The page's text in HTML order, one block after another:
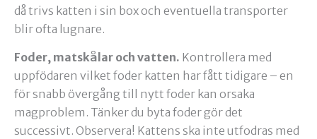
då trivs katten i sin box och eventuella transporter
blir ofta lugnare.
Foder, matskålar och vatten. Kontrollera med
uppfödaren vilket foder katten har fått tidigare – en
för snabb övergång till nytt foder kan orsaka
magproblem. Tänker du byta foder gör det
successivt. Observera! Kattens ska inte utfodras med